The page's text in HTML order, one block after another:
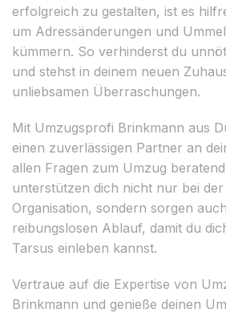
erfolgreich zu gestalten, ist es
um Adressänderungen und
kümmern. So verhinderst du
und stehst in deinem neuen
unliebsamen Überraschungen.
Mit Umzugsprofi Brinkmann aus
einen zuverlässigen Partner an
allen Fragen zum Umzug
unterstützen dich nicht nur bei
Organisation, sondern sorgen
reibungslosen Ablauf, damit du
Tarsus einleben kannst.
Vertraue auf die Expertise von
Brinkmann und genieße deinen